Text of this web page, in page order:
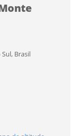
Brasil